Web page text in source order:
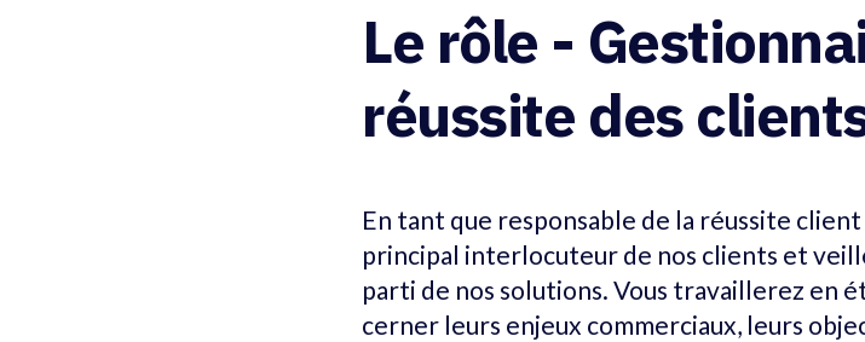
Le rôle -
réussite des
En tant que responsable de la réussite
principal interlocuteur de nos clients et
parti de nos solutions. Vous travaillerez en
cerner leurs enjeux commerciaux, leurs